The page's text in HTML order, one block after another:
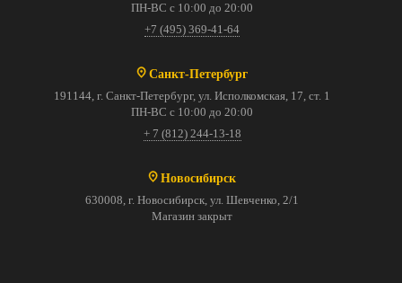
ПН-ВС с 10:00 до 20:00
+7 (495) 369-41-64
Санкт-Петербург
191144, г. Санкт-Петербург, ул. Исполкомская, 17, ст. 1
ПН-ВС с 10:00 до 20:00
+ 7 (812) 244-13-18
Новосибирск
630008, г. Новосибирск, ул. Шевченко, 2/1
Магазин закрыт